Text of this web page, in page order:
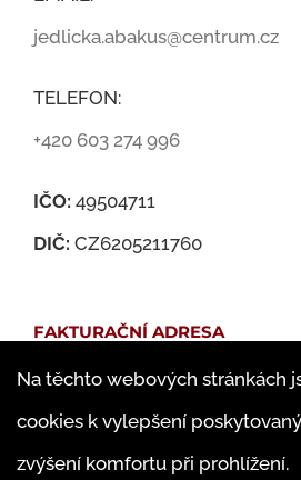
jedlicka.abakus@centrum.cz
TELEFON:
+420 603 274 996
IČO: 49504711
DIČ: CZ6205211760
FAKTURAČNÍ ADRESA
Famfulíkova 1143/13
Na těchto webových stránkách
cookies k vylepšení
zvýšení komfortu při prohlížení.